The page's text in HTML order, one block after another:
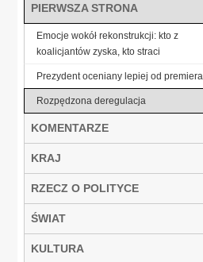
PIERWSZA STRONA
Emocje wokół rekonstrukcji: kto z
koalicjantów zyska, kto straci
Prezydent oceniany lepiej od premiera
Rozpędzona deregulacja
KOMENTARZE
KRAJ
RZECZ O POLITYCE
ŚWIAT
KULTURA